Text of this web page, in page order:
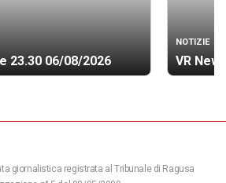
23.30 06/08/2026
NOTIZIE
VR
giornalistica registrata al Tribunale di Ragusa